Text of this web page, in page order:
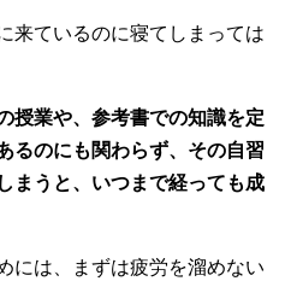
来ているのに寝てしまっては
授業や、参考書での知識を定
るのにも関わらず、その自習
まうと、いつまで経っても成
には、まずは疲労を溜めない